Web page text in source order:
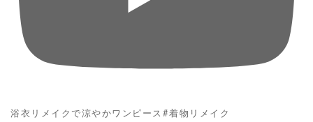
浴衣リメイクで涼やかワンピース#着物リメイク